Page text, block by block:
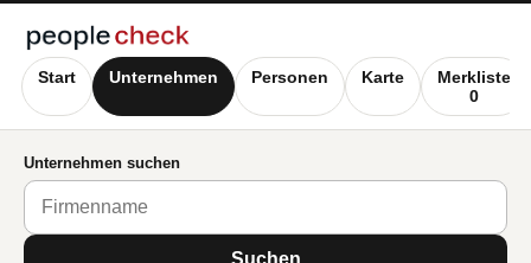
Start Unternehmen Personen Karte
Merkliste
0
Unternehmen suchen
Suchen